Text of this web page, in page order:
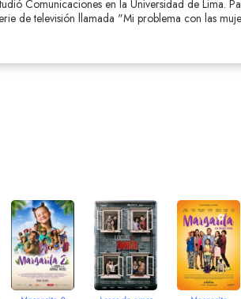
Comunicaciones en la Universidad de Lima.
de televisión llamada "Mi problema con las